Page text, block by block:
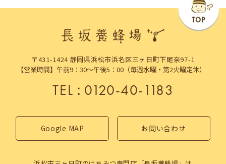
〒431-1424 静岡県浜松市浜名区三ヶ日町下尾奈97-1
【営業時間】午前9：30～午後5：00（毎週水曜・第2火曜定休）
TEL：0120-40-1183
Google MAP お問い合わせ